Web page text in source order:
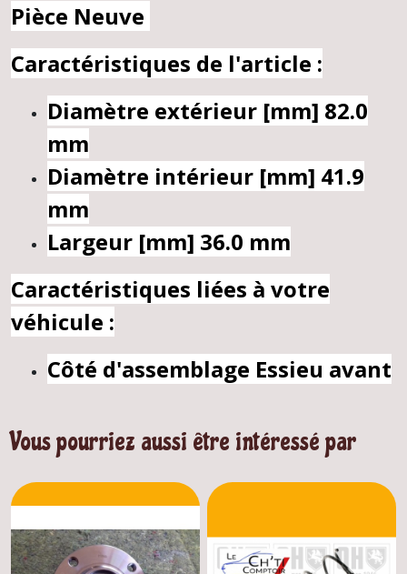
Pièce Neuve
Caractéristiques de l'article :
Diamètre extérieur [mm] 82.0
mm
Diamètre intérieur [mm] 41.9
mm
Largeur [mm] 36.0 mm
Caractéristiques liées à votre
véhicule :
Côté d'assemblage Essieu avant
Vous pourriez aussi être intéressé par